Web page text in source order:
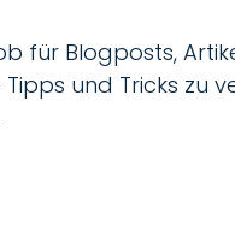
für Blogposts,
und Tricks zu